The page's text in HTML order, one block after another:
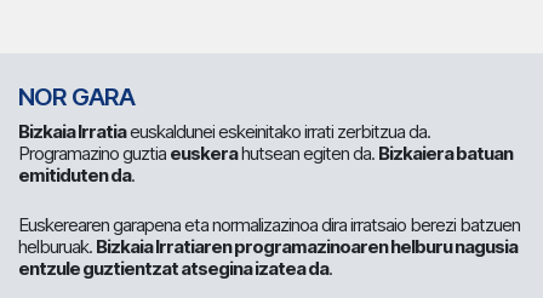
NOR GARA
Bizkaia Irratiaeuskaldunei eskeinitako irrati zerbitzua da.
Programazino guztia euskerahutsean egiten da. Bizkaiera batuan
emitiduten da.
Euskerearen garapena eta normalizazinoa dira irratsaio berezi batzuen
helburuak. Bizkaia Irratiaren programazinoaren helburu nagusia
entzule guztientzat atsegina izatea da.